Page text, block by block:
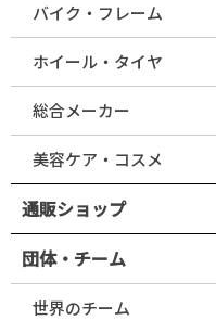
バイク・フレーム
ホイール・タイヤ
総合メーカー
美容ケア・コスメ
通販ショップ
団体・チーム
世界のチーム